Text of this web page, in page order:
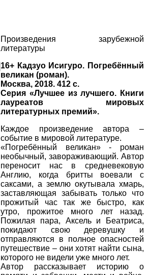
Произведения зарубежной
литературы
16+ Кадзуо Исигуро. Погребённый
великан (роман).
Москва, 2018. 412 с.
Серия «Лучшее из лучшего. Книги
лауреатов мировых
литературных премий».
Каждое произведение автора –
событие в мировой литературе.
«Погребённый великан» - роман
необычный, завораживающий. Автор
переносит нас в средневековую
Англию, когда бритты воевали с
саксами, а землю окутывала хмарь,
заставляющая забывать только что
прожитый час так же быстро, как
утро, прожитое много лет назад.
Пожилая пара, Аксель и Беатриса,
покидают свою деревушку и
отправляются в полное опасностей
путешествие – они хотят найти сына,
которого не видели уже много лет.
Автор рассказывает историю о